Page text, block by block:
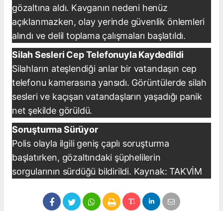
gözaltına aldı. Kavganın nedeni henüz
açıklanmazken, olay yerinde güvenlik önlemleri
alındı ve delil toplama çalışmaları başlatıldı.
Silah Sesleri Cep Telefonuyla Kaydedildi
Silahların ateşlendiği anlar bir vatandaşın cep
telefonu kamerasına yansıdı. Görüntülerde silah
sesleri ve kaçışan vatandaşların yaşadığı panik
net şekilde görüldü.
Soruşturma Sürüyor
Polis olayla ilgili geniş çaplı soruşturma
başlatırken, gözaltındaki şüphelilerin
sorgularının sürdüğü bildirildi. Kaynak: TAKVİM